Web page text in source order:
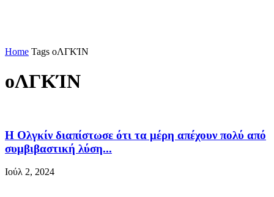
Home Tags οΛΓΚΊΝ
οΛΓΚΊΝ
Η Ολγκίν διαπίστωσε ότι τα μέρη απέχουν πολύ από
συμβιβαστική λύση...
Ιούλ 2, 2024